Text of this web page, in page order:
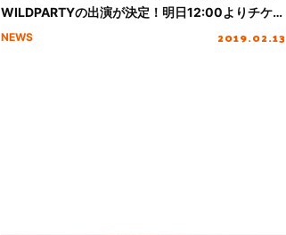
WILDPARTYの出演が決定！明日12:00よりチケッ
ト先着先行受付スタート！
NEWS 2019.02.13